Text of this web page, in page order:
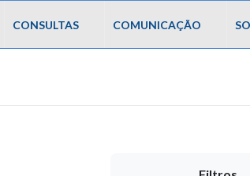
CONSULTAS COMUNICAÇÃO